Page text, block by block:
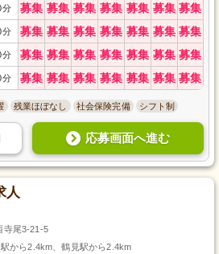
分 募集 募集 募集 募集 募集 募集 募集
分 募集 募集 募集 募集 募集 募集 募集
分 募集 募集 募集 募集 募集 募集 募集
分 募集 募集 募集 募集 募集 募集 募集
残業ほぼなし 社会保険完備 シフト制
応募画面へ進む
人
寺尾3-21-5
から2.4km、鶴見駅から2.4km